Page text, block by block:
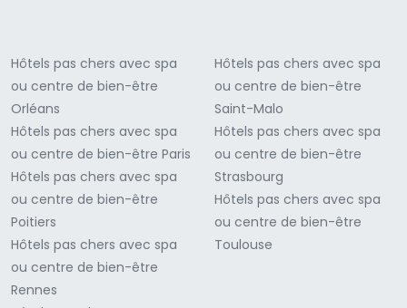
Hôtels pas chers avec spa
ou centre de bien-être
Orléans
Hôtels pas chers avec spa
ou centre de bien-être Paris
Hôtels pas chers avec spa
ou centre de bien-être
Poitiers
Hôtels pas chers avec spa
ou centre de bien-être
Rennes
Hôtels pas chers avec spa
ou centre de bien-être
Saint-Malo
Hôtels pas chers avec spa
ou centre de bien-être
Strasbourg
Hôtels pas chers avec spa
ou centre de bien-être
Toulouse